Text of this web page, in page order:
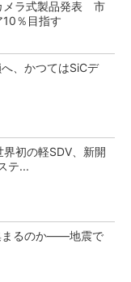
メラ式製品発表 市
％目指す
、かつてはSiCデ
初の軽SDV、新開
テ...
まるのか――地震で